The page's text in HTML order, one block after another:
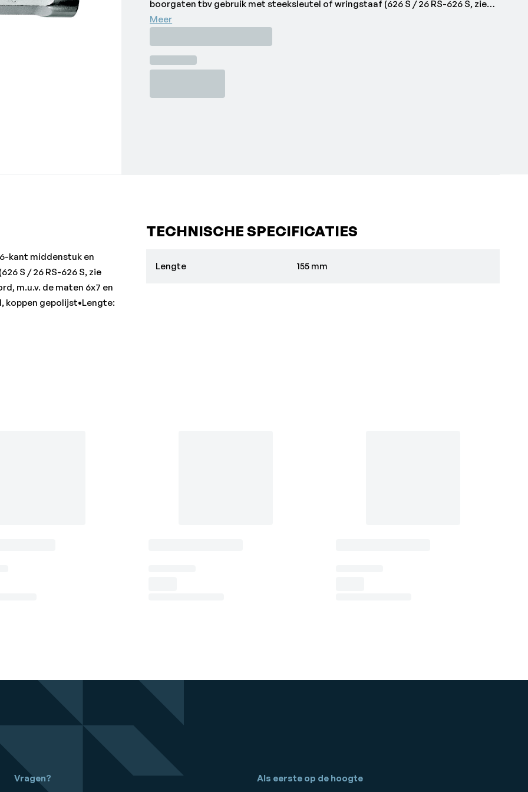
boorgaten tbv gebruik met steeksleutel of wringstaaf (626 S / 26 RS-626 S, zie
tabel, afzonderlijk bestellen)
gepolijst•Lengte: 155 mm
•Merk: Gedore
Meer
kant middenstuk en
S / 26 RS-626 S, zie
m.u.v. de maten 6x7 en
koppen gepolijst•Lengte:
TECHNISCHE SPECIFICATIES
Lengte 155 mm
Vragen? Als eerste op de hoogte